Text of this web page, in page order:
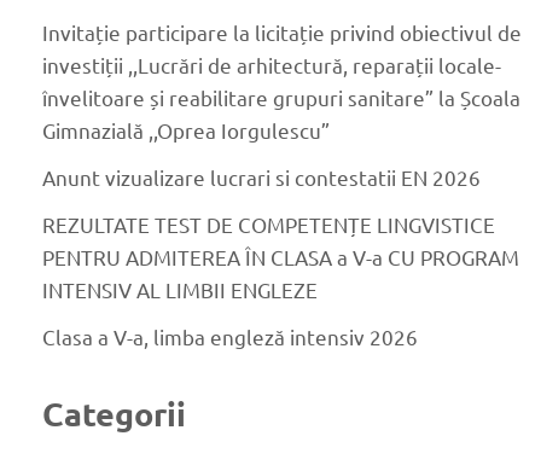
Invitație participare la licitație privind obiectivul de
investiții ,,Lucrări de arhitectură, reparații locale-
învelitoare și reabilitare grupuri sanitare” la Școala
Gimnazială ,,Oprea Iorgulescu”
Anunt vizualizare lucrari si contestatii EN 2026
REZULTATE TEST DE COMPETENȚE LINGVISTICE
PENTRU ADMITEREA ÎN CLASA a V-a CU PROGRAM
INTENSIV AL LIMBII ENGLEZE
Clasa a V-a, limba engleză intensiv 2026
Categorii